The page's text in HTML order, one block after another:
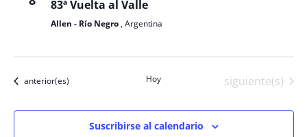
83ª Vuelta al Valle
Allen - Río Negro , Argentina
Eventos
anterior(es) Hoy Eventos
siguiente(s)
Suscribirse al calendario